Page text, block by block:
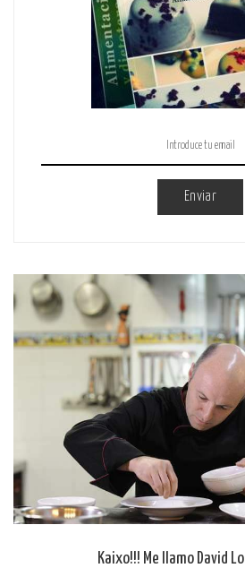
Enviar
Kaixo!!! Me llamo David